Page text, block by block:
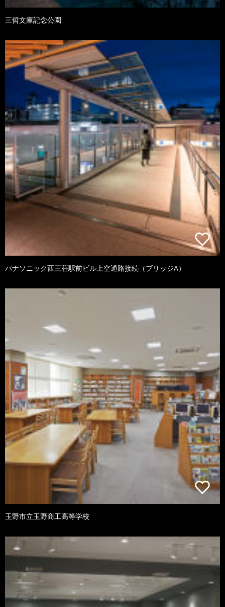
三哲文庫記念公園
パナソニック西三荘駅前ビル上空通路接続（ブリッジA）
玉野市立玉野商工高等学校